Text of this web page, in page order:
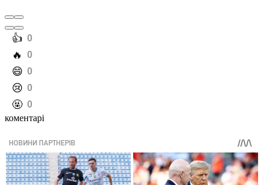
️👍 0
️🔥 0
️😄 0
️😢 0
️🤬 0
коментарі